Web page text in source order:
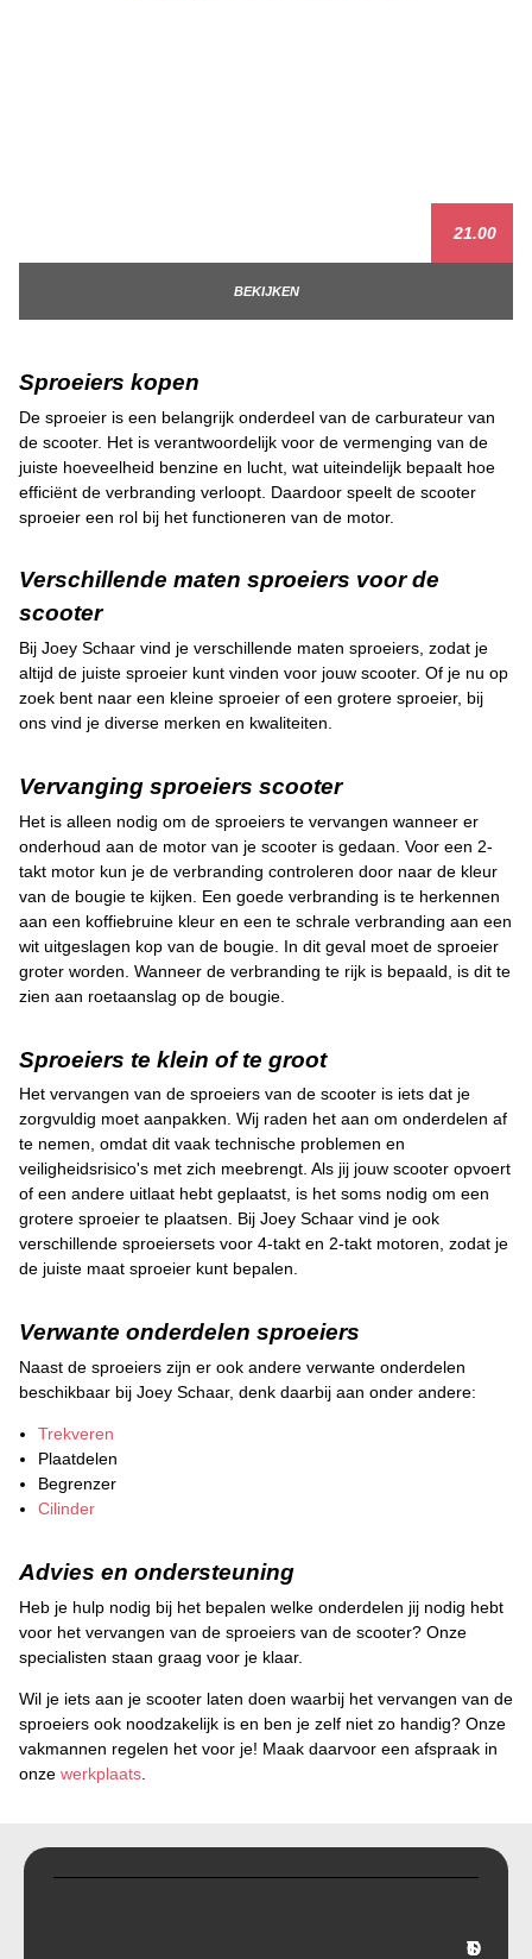
21.00
BEKIJKEN
Sproeiers kopen
De sproeier is een belangrijk onderdeel van de carburateur van
de scooter. Het is verantwoordelijk voor de vermenging van de
juiste hoeveelheid benzine en lucht, wat uiteindelijk bepaalt hoe
efficiënt de verbranding verloopt. Daardoor speelt de scooter
sproeier een rol bij het functioneren van de motor.
Verschillende maten sproeiers voor de
scooter
Bij Joey Schaar vind je verschillende maten sproeiers, zodat je
altijd de juiste sproeier kunt vinden voor jouw scooter. Of je nu op
zoek bent naar een kleine sproeier of een grotere sproeier, bij
ons vind je diverse merken en kwaliteiten.
Vervanging sproeiers scooter
Het is alleen nodig om de sproeiers te vervangen wanneer er
onderhoud aan de motor van je scooter is gedaan. Voor een 2-
takt motor kun je de verbranding controleren door naar de kleur
van de bougie te kijken. Een goede verbranding is te herkennen
aan een koffiebruine kleur en een te schrale verbranding aan een
wit uitgeslagen kop van de bougie. In dit geval moet de sproeier
groter worden. Wanneer de verbranding te rijk is bepaald, is dit te
zien aan roetaanslag op de bougie.
Sproeiers te klein of te groot
Het vervangen van de sproeiers van de scooter is iets dat je
zorgvuldig moet aanpakken. Wij raden het aan om onderdelen af ​​
te nemen, omdat dit vaak technische problemen en
veiligheidsrisico's met zich meebrengt. Als jij jouw scooter opvoert
of een andere uitlaat hebt geplaatst, is het soms nodig om een ​​
grotere sproeier te plaatsen. Bij Joey Schaar vind je ook
verschillende sproeiersets voor 4-takt en 2-takt motoren, zodat je
de juiste maat sproeier kunt bepalen.
Verwante onderdelen sproeiers
Naast de sproeiers zijn er ook andere verwante onderdelen
beschikbaar bij Joey Schaar, denk daarbij aan onder andere:
Trekveren
Plaatdelen
Begrenzer
Cilinder
Advies en ondersteuning
Heb je hulp nodig bij het bepalen welke onderdelen jij nodig hebt
voor het vervangen van de sproeiers van de scooter? Onze
specialisten staan graag voor je klaar.
Wil je iets aan je scooter laten doen waarbij het vervangen van de
sproeiers ook noodzakelijk is en ben je zelf niet zo handig? Onze
vakmannen regelen het voor je! Maak daarvoor een afspraak in
onze werkplaats.
T
O
S
C